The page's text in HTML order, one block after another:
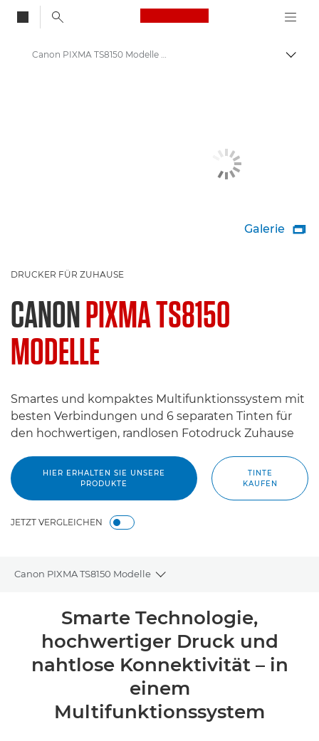
Canon Logo, back
Auf
Canon PIXMA TS8150 Modelle - Drucker
Galerie 
DRUCKER FÜR ZUHAUSE
CANONPIXMA TS8150
MODELLE
Smartes und kompaktes Multifunktionssystem mit
besten Verbindungen und 6 separaten Tinten für
den hochwertigen, randlosen Fotodruck Zuhause
HIER ERHALTEN SIE UNSERE
PRODUKTE
TINTE
KAUFEN
JETZT VERGLEICHEN
Canon PIXMA TS8150 Modelle
Toggle breadcrumbs
Technische Daten
TINTE KAUFEN
Smarte Technologie,
hochwertiger Druck und
nahtlose Konnektivität – in
einem
Multifunktionssystem